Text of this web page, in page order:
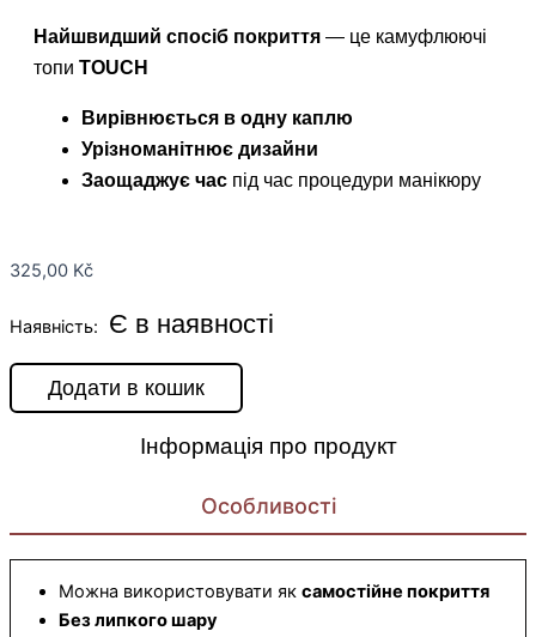
Найшвидший спосіб покриття — це камуфлюючі
топи TOUCH
Вирівнюється в одну каплю
Урізноманітнює дизайни
Заощаджує час під час процедури манікюру
325,00 Kč
Наявність: Є в наявності
Додати в кошик
Інформація про продукт
Особливості
Можна використовувати як самостійне покриття
Без липкого шару